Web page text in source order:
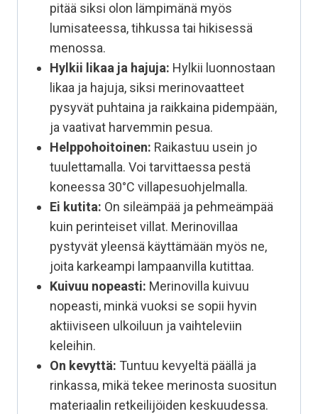
pitää siksi olon lämpimänä myös
lumisateessa, tihkussa tai hikisessä
menossa.
Hylkii likaa ja hajuja: Hylkii luonnostaan
likaa ja hajuja, siksi merinovaatteet
pysyvät puhtaina ja raikkaina pidempään,
ja vaativat harvemmin pesua.
Helppohoitoinen: Raikastuu usein jo
tuulettamalla. Voi tarvittaessa pestä
koneessa 30°C villapesuohjelmalla.
Ei kutita: On sileämpää ja pehmeämpää
kuin perinteiset villat. Merinovillaa
pystyvät yleensä käyttämään myös ne,
joita karkeampi lampaanvilla kutittaa.
Kuivuu nopeasti: Merinovilla kuivuu
nopeasti, minkä vuoksi se sopii hyvin
aktiiviseen ulkoiluun ja vaihteleviin
keleihin.
On kevyttä: Tuntuu kevyeltä päällä ja
rinkassa, mikä tekee merinosta suositun
materiaalin retkeilijöiden keskuudessa.